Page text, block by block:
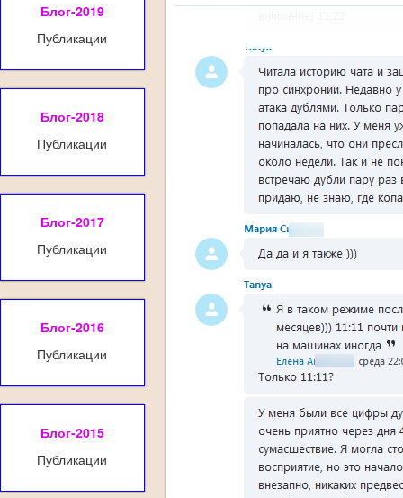
Блог-2019
Публикации
Блог-2018
Публикации
Блог-2017
Публикации
Блог-2016
Публикации
Блог-2015
Публикации